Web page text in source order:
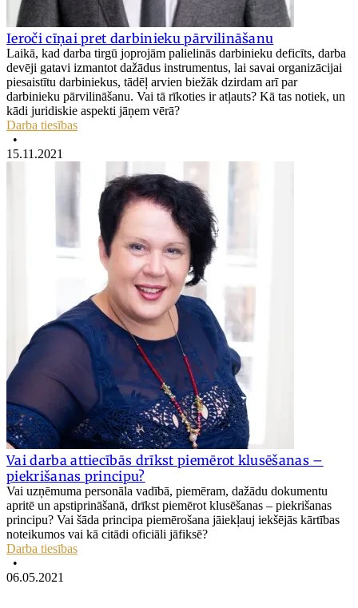
Ieroči cīņai pret darbinieku pārvilināšanu
Laikā, kad darba tirgū joprojām palielinās darbinieku deficīts, darba
devēji gatavi izmantot dažādus instrumentus, lai savai organizācijai
piesaistītu darbiniekus, tādēļ arvien biežāk dzirdam arī par
darbinieku pārvilināšanu. Vai tā rīkoties ir atļauts? Kā tas notiek, un
kādi juridiskie aspekti jāņem vērā?
Darba tiesības
•
15.11.2021
Vai darba attiecībās drīkst piemērot klusēšanas –
piekrišanas principu?
Vai uzņēmuma personāla vadībā, piemēram, dažādu dokumentu
apritē un apstiprināšanā, drīkst piemērot klusēšanas – piekrišanas
principu? Vai šāda principa piemērošana jāiekļauj iekšējās kārtības
noteikumos vai kā citādi oficiāli jāfiksē?
Darba tiesības
•
06.05.2021